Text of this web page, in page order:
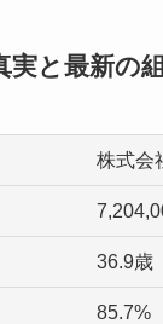
実と最新の
株式会
36.9歳
85.7%